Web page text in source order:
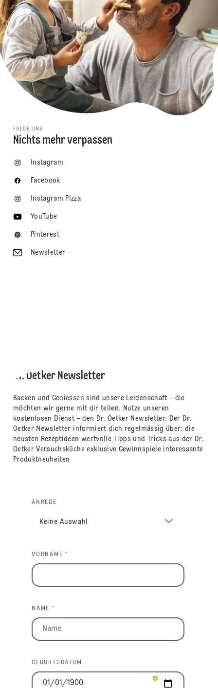
FOLGE UNS
Nichts mehr verpassen
Instagram
Facebook
Instagram Pizza
YouTube
Pinterest
Newsletter
Dr. Oetker Newsletter
Backen und Geniessen sind unsere Leidenschaft – die
möchten wir gerne mit dir teilen. Nutze unseren
kostenlosen Dienst – den Dr. Oetker Newsletter. Der Dr.
Oetker Newsletter informiert dich regelmässig über: die
neusten Rezeptideen wertvolle Tipps und Tricks aus der Dr.
Oetker Versuchsküche exklusive Gewinnspiele interessante
Produktneuheiten
ANREDE
VORNAME *
NAME *
GEBURTSDATUM